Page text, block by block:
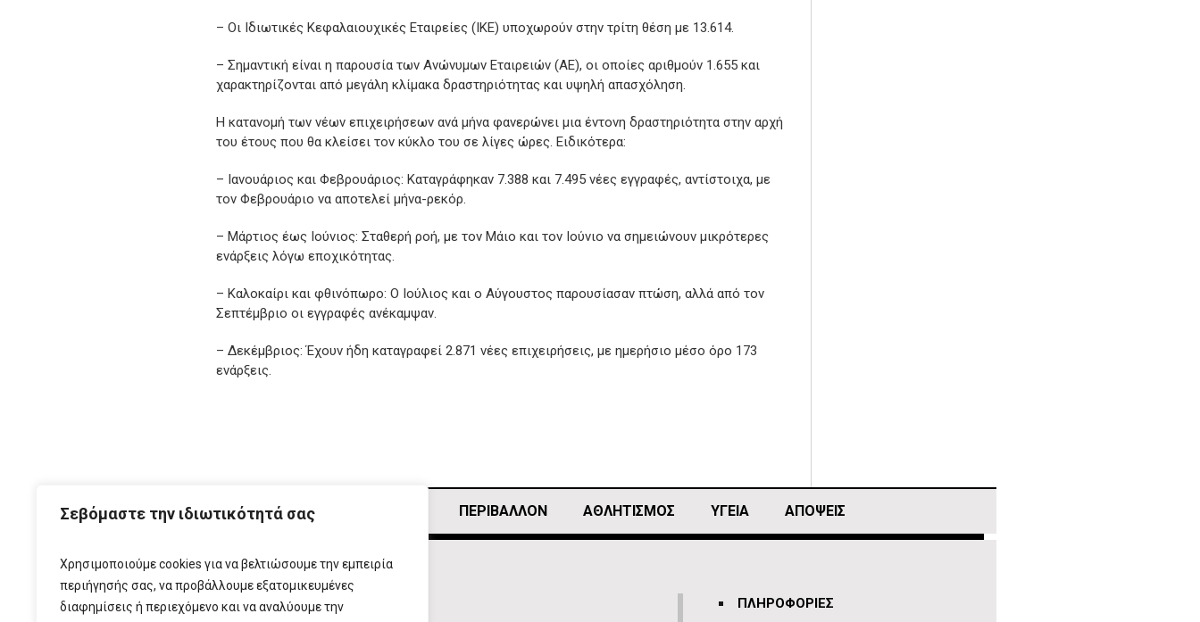
Σεβόμαστε την ιδιωτικότητά σας
Χρησιμοποιούμε cookies για να βελτιώσουμε την εμπειρία
περιήγησής σας, να προβάλλουμε εξατομικευμένες
διαφημίσεις ή περιεχόμενο και να αναλύουμε την
– Οι Ιδιωτικές Κεφαλαιουχικές Εταιρείες (ΙΚΕ) υποχωρούν στην τρίτη θέση με 13.614.
– Σημαντική είναι η παρουσία των Ανώνυμων Εταιρειών (ΑΕ), οι οποίες αριθμούν 1.655 και
χαρακτηρίζονται από μεγάλη κλίμακα δραστηριότητας και υψηλή απασχόληση.
Η κατανομή των νέων επιχειρήσεων ανά μήνα φανερώνει μια έντονη δραστηριότητα στην αρχή
του έτους που θα κλείσει τον κύκλο του σε λίγες ώρες. Ειδικότερα:
– Ιανουάριος και Φεβρουάριος: Καταγράφηκαν 7.388 και 7.495 νέες εγγραφές, αντίστοιχα, με
τον Φεβρουάριο να αποτελεί μήνα-ρεκόρ.
– Μάρτιος έως Ιούνιος: Σταθερή ροή, με τον Μάιο και τον Ιούνιο να σημειώνουν μικρότερες
ενάρξεις λόγω εποχικότητας.
– Καλοκαίρι και φθινόπωρο: Ο Ιούλιος και ο Αύγουστος παρουσίασαν πτώση, αλλά από τον
Σεπτέμβριο οι εγγραφές ανέκαμψαν.
– Δεκέμβριος: Έχουν ήδη καταγραφεί 2.871 νέες επιχειρήσεις, με ημερήσιο μέσο όρο 173
ενάρξεις.
ΠΕΡΙΒΑΛΛΟΝ ΑΘΛΗΤΙΣΜΌΣ ΥΓΕΙΑ ΑΠΟΨΕΙΣ
ΠΛΗΡΟΦΟΡΙΕΣ